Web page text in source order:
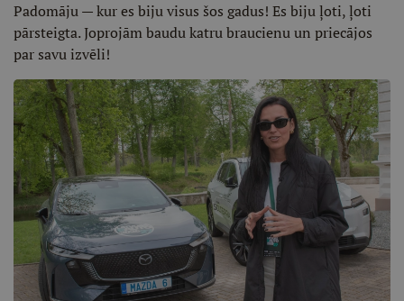
Padomāju — kur es biju visus šos gadus! Es biju ļoti, ļoti
pārsteigta. Joprojām baudu katru braucienu un priecājos
par savu izvēli!